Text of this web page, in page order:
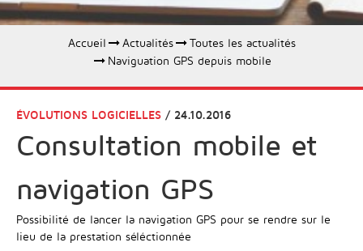
Accueil Actualités
Toutes les actualités
Naviguation GPS depuis mobile
ÉVOLUTIONS LOGICIELLES / 24.10.2016
Consultation mobile et
navigation GPS
Possibilité de lancer la navigation GPS pour se rendre sur le
lieu de la prestation séléctionnée